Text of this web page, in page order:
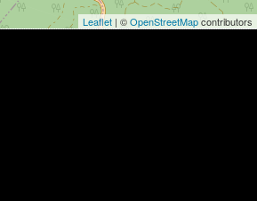
Leaflet | ©OpenStreetMapcontributors